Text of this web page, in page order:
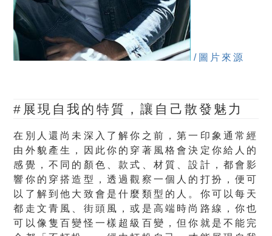
/圖片來源
#展現自我的特質，讓自己散發魅力
在別人還尚未深入了解你之前，第一印象通常經
由外貌產生，因此你的穿著風格會決定你給人的
感覺，不同的顏色、款式、材質、設計，都會影
響你的穿搭造型，透過觀察一個人的打扮，便可
以了解到他大致會是什麼類型的人。你可以每天
都走文青風、街頭風，或是高端時尚路線，你也
可以像隻百變怪一樣超級百變，但你就是不能完